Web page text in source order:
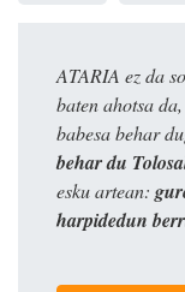
ATARIA ez da
baten ahotsa
babesa behar
behar du
esku artean:
harpidedun